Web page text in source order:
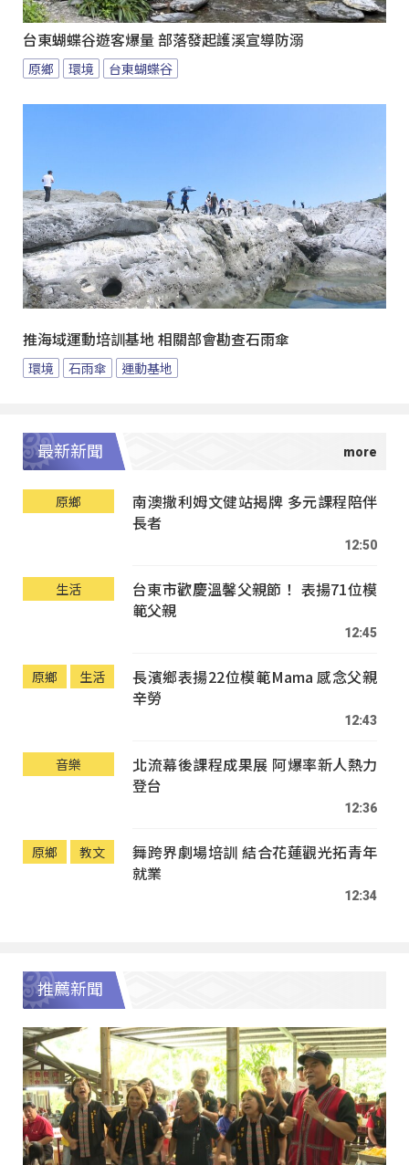
台東蝴蝶谷遊客爆量 部落發起護溪宣導防溺
原鄉 環境 台東蝴蝶谷
推海域運動培訓基地 相關部會勘查石雨傘
環境 石雨傘 運動基地
最新新聞
原鄉
南澳撒利姆文健站揭牌 多元課程陪伴
長者
12:50
生活
台東市歡慶溫馨父親節！ 表揚71位模
範父親
12:45
原鄉 生活
長濱鄉表揚22位模範Mama 感念父親
辛勞
12:43
音樂
北流幕後課程成果展 阿爆率新人熱力
登台
12:36
原鄉 教文
舞跨界劇場培訓 結合花蓮觀光拓青年
就業
12:34
推薦新聞